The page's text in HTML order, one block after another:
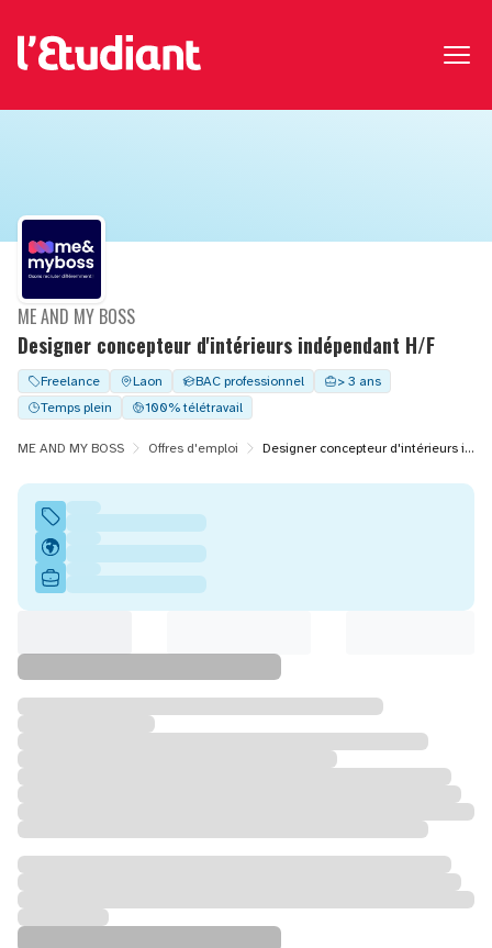
Designer concepteur d'intérieurs indépendant H/F
ME AND MY BOSS
Freelance Laon BAC professionnel
> 3 ans
Temps plein
100% télétravail
ME AND MY BOSS Offres d'emploi Designer concepteur d'intérieurs indépendant H/F